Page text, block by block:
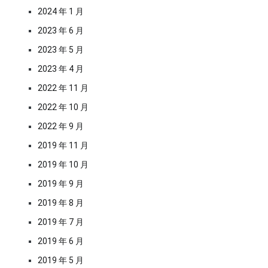
2024 年 1 月
2023 年 6 月
2023 年 5 月
2023 年 4 月
2022 年 11 月
2022 年 10 月
2022 年 9 月
2019 年 11 月
2019 年 10 月
2019 年 9 月
2019 年 8 月
2019 年 7 月
2019 年 6 月
2019 年 5 月